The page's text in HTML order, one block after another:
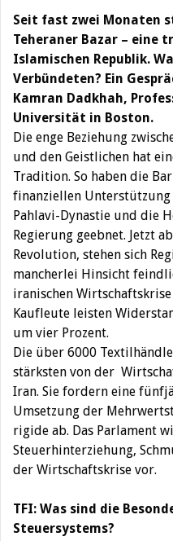
Seit fast zwei Monaten
Teheraner Bazar – eine
Islamischen Republik.
Verbündeten? Ein
Kamran Dadkhah,
Universität in Boston.
Die enge Beziehung
und den Geistlichen hat
Tradition. So haben die
finanziellen
Pahlavi-Dynastie und die
Regierung geebnet. Jetzt
Revolution, stehen sich
mancherlei Hinsicht
iranischen
Kaufleute leisten
um vier Prozent.
Die über 6000
stärksten von der
Iran. Sie fordern eine
Umsetzung der
rigide ab. Das Parlament
Steuerhinterziehung,
der Wirtschaftskrise vor.
TFI: Was sind die
Steuersystems?